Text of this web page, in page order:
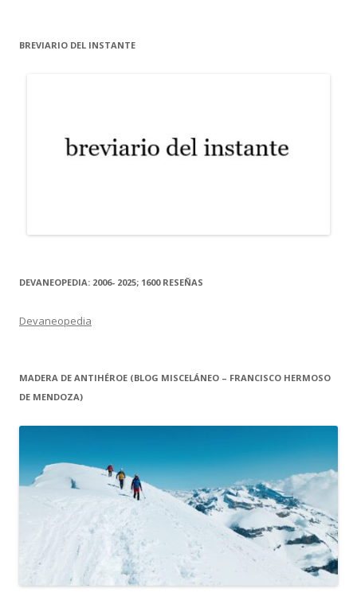
BREVIARIO DEL INSTANTE
DEVANEOPEDIA: 2006- 2025; 1600 RESEÑAS
Devaneopedia
MADERA DE ANTIHÉROE (BLOG MISCELÁNEO – FRANCISCO HERMOSO
DE MENDOZA)